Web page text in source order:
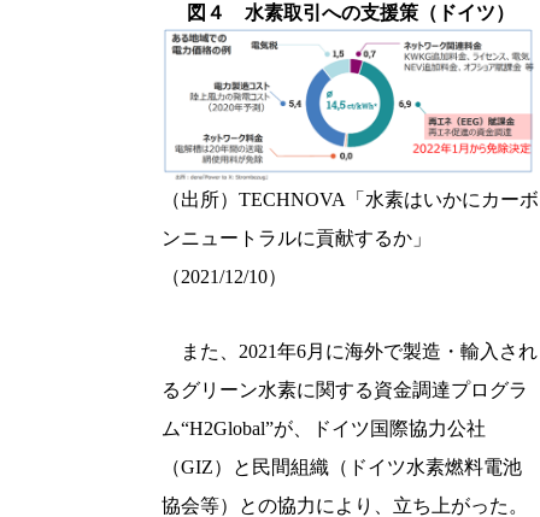
図４ 水素取引への支援策（ドイツ）
（出所）TECHNOVA「水素はいかにカーボ
ンニュートラルに貢献するか」
（2021/12/10）
また、2021年6月に海外で製造・輸入され
るグリーン水素に関する資金調達プログラ
ム“H2Global”が、ドイツ国際協力公社
（GIZ）と民間組織（ドイツ水素燃料電池
協会等）との協力により、立ち上がった。